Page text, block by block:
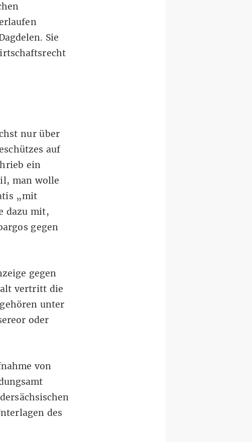
Sie
nur über
auf
ein
man wolle
„mit
dazu mit,
gegen
gegen
vertritt die
unter
oder
von
des